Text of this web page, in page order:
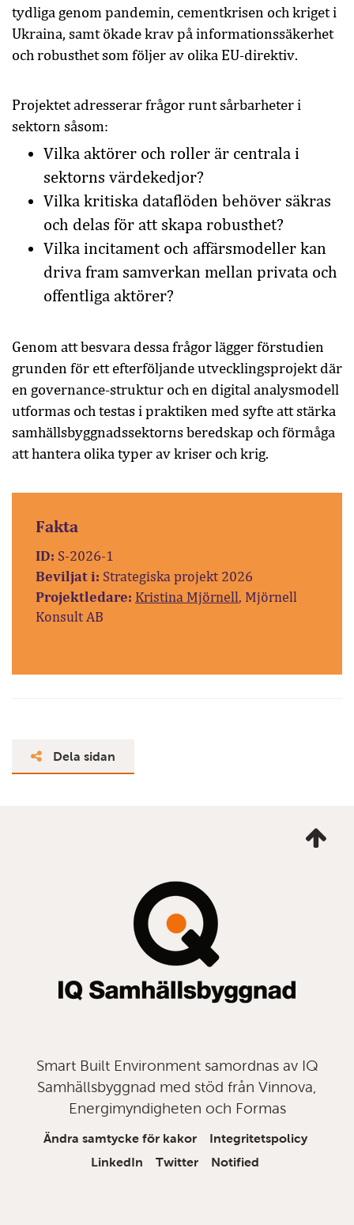
tydliga genom pandemin, cementkrisen och kriget i
Ukraina, samt ökade krav på informationssäkerhet
och robusthet som följer av olika EU-direktiv.
Projektet adresserar frågor runt sårbarheter i
sektorn såsom:
Vilka aktörer och roller är centrala i
sektorns värdekedjor?
Vilka kritiska dataflöden behöver säkras
och delas för att skapa robusthet?
Vilka incitament och affärsmodeller kan
driva fram samverkan mellan privata och
offentliga aktörer?
Genom att besvara dessa frågor lägger förstudien
grunden för ett efterföljande utvecklingsprojekt där
en governance-struktur och en digital analysmodell
utformas och testas i praktiken med syfte att stärka
samhällsbyggnadssektorns beredskap och förmåga
att hantera olika typer av kriser och krig.
Fakta
ID: S-2026-1
Beviljat i: Strategiska projekt 2026
Projektledare: Kristina Mjörnell, Mjörnell
Konsult AB
Dela sidan
mig
Smart Built Environment samordnas av IQ
Samhällsbyggnad med stöd från Vinnova,
Energimyndigheten och Formas
Ändra samtycke för kakor
Integritetspolicy
LinkedIn
Twitter Notified